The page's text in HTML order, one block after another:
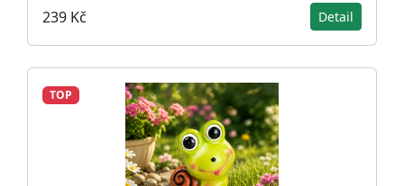
239 Kč Detail
TOP